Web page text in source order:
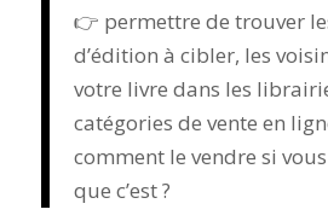
👉 permettre de trouver
d’édition à cibler, les
votre livre dans les
catégories de vente en
comment le vendre si
que c’est ?